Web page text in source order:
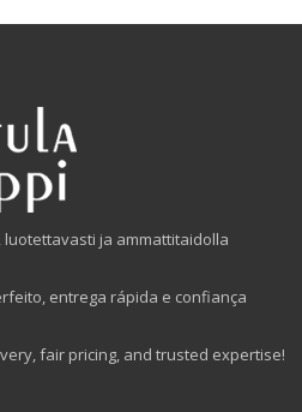
ja ammattitaidolla
entrega rápida e confiança
fair pricing, and trusted expertise!